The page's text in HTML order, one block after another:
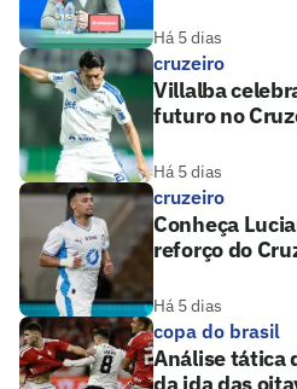
Há 5 dias
cruzeiro
Villalba
futuro no
Há 5 dias
cruzeiro
Conheça
reforço do
Há 5 dias
copa do brasil
Análise tática